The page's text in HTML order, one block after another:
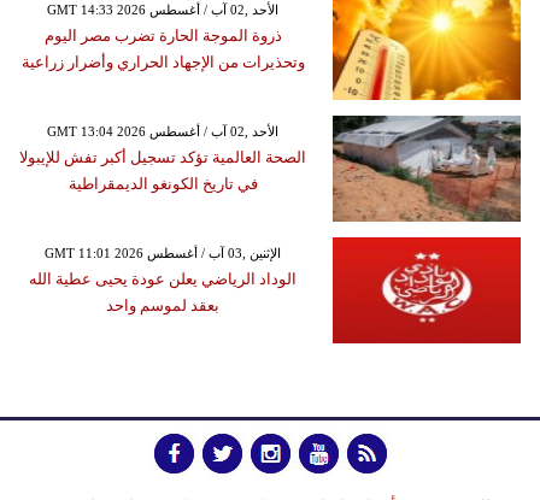
GMT 14:33 2026 الأحد ,02 آب / أغسطس
ذروة الموجة الحارة تضرب مصر اليوم
وتحذيرات من الإجهاد الحراري وأضرار زراعية
GMT 13:04 2026 الأحد ,02 آب / أغسطس
الصحة العالمية تؤكد تسجيل أكبر تفش للإيبولا
في تاريخ الكونغو الديمقراطية
GMT 11:01 2026 الإثنين ,03 آب / أغسطس
الوداد الرياضي يعلن عودة يحيى عطية الله
بعقد لموسم واحد